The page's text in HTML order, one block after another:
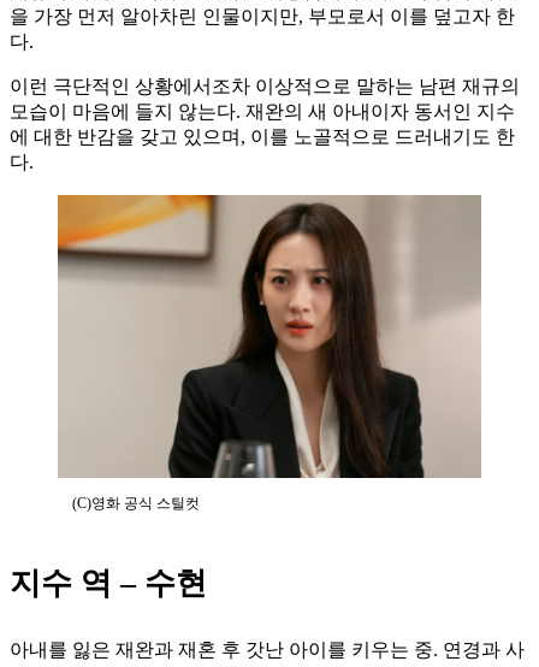
을 가장 먼저 알아차린 인물이지만, 부모로서 이를 덮고자 한
다.
이런 극단적인 상황에서조차 이상적으로 말하는 남편 재규의
모습이 마음에 들지 않는다. 재완의 새 아내이자 동서인 지수
에 대한 반감을 갖고 있으며, 이를 노골적으로 드러내기도 한
다.
(C)영화 공식 스틸컷
지수 역 – 수현
아내를 잃은 재완과 재혼 후 갓난 아이를 키우는 중. 연경과 사